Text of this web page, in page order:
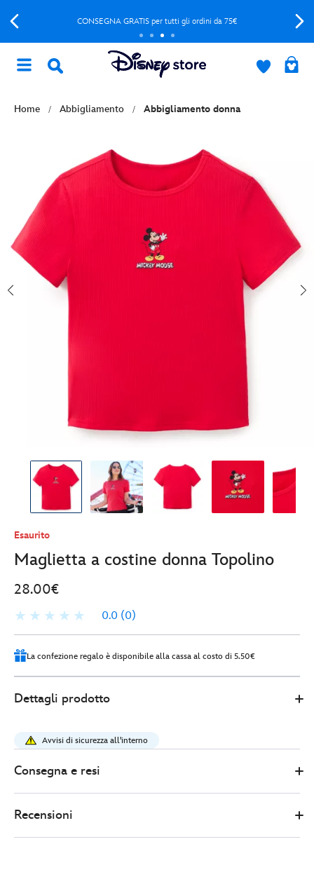
CONSEGNA GRATIS per tutti gli ordini da 75€
Home Abbigliamento Abbigliamento donna
Esaurito
Maglietta a costine donna Topolino
28.00€
0.0 (0)
La confezione regalo è disponibile alla cassa al costo di 5.50€
Store
28.00
costine-
donna-
http://schema.org/OutOfStock
Dettagli prodotto
Avvisi di sicurezza all'interno
Consegna e resi
Recensioni